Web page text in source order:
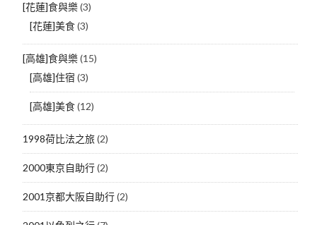
[花蓮]食與樂(3)
[花蓮]美食(3)
[高雄]食與樂(15)
[高雄]住宿 (3)
[高雄]美食(12)
1998荷比法之旅(2)
2000東京自助行(2)
2001京都大阪自助行(2)